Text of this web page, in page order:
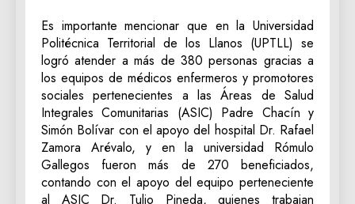
Es importante mencionar que en la Universidad
Politécnica Territorial de los Llanos (UPTLL) se
logró atender a más de 380 personas gracias a
los equipos de médicos enfermeros y promotores
sociales pertenecientes a las Áreas de Salud
Integrales Comunitarias (ASIC) Padre Chacín y
Simón Bolívar con el apoyo del hospital Dr. Rafael
Zamora Arévalo, y en la universidad Rómulo
Gallegos fueron más de 270 beneficiados,
contando con el apoyo del equipo perteneciente
al ASIC Dr. Tulio Pineda, quienes trabajan